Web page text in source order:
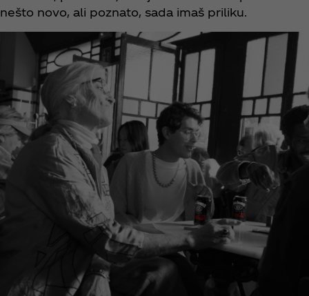
nešto novo, ali poznato, sada imaš priliku.